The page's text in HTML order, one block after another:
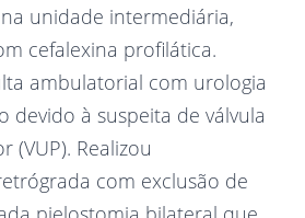
unidade intermediária,
cefalexina profilática.
ambulatorial com urologia
devido à suspeita de válvula
(VUP). Realizou
com exclusão de